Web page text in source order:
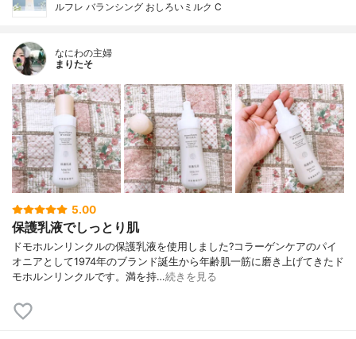
ルフレ バランシング おしろいミルク C
なにわの主婦
まりたそ
5.00
保護乳液でしっとり肌
ドモホルンリンクルの保護乳液を使用しました?コラーゲンケアのパイ
オニアとして1974年のブランド誕生から年齢肌一筋に磨き上げてきたド
モホルンリンクルです。満を持…続きを見る